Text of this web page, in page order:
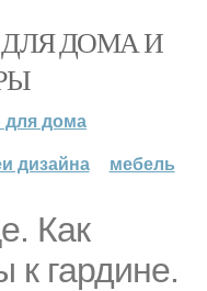
ДЛЯ ДОМА И
для дома
дизайна мебель
Как
к гардине.